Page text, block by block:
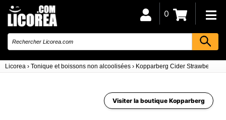
Licorea › Tonique et boissons non alcoolisées › Kopparberg Cider Strawberry &
0
Visiter la boutique Kopparberg